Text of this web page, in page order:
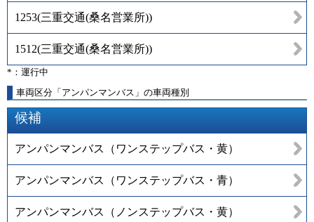
1253(三重交通(桑名営業所))
1512(三重交通(桑名営業所))
*：運行中
車両区分「アンパンマンバス」の車両種別
候補
アンパンマンバス（ワンステップバス・黄）
アンパンマンバス（ワンステップバス・青）
アンパンマンバス（ノンステップバス・黄）